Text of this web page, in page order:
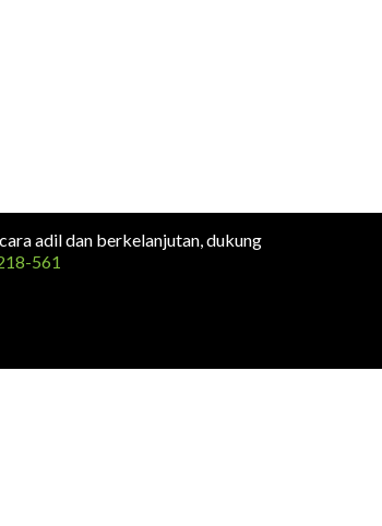
adil dan berkelanjutan, dukung
561